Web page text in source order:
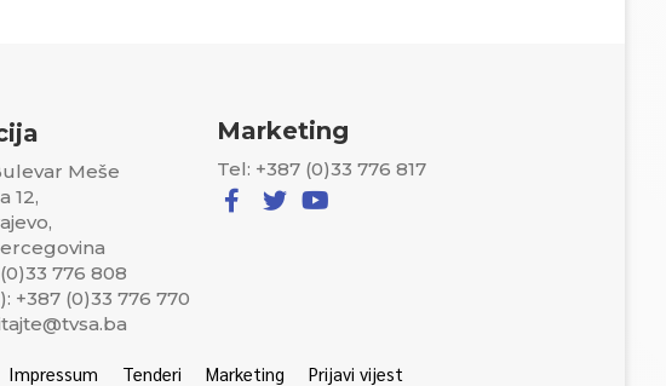
Meše
12,
776 808
+387 (0)33 776 770
Marketing
Tel: +387 (0)33 776 817
Impressum Tenderi Marketing Prijavi vijest